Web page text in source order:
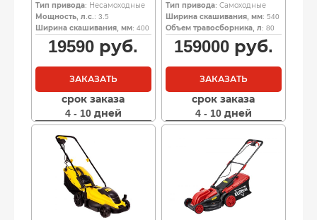
Тип привода: Несамоходные
Мощность, л.с. : 3.5
Ширина скашивания, мм: 400
19590 руб.
ЗАКАЗАТЬ
срок заказа
4 - 10 дней
Тип привода: Самоходные
Ширина скашивания, мм: 540
Объем травосборника, л: 80
159000руб.
ЗАКАЗАТЬ
срок заказа
4 - 10 дней